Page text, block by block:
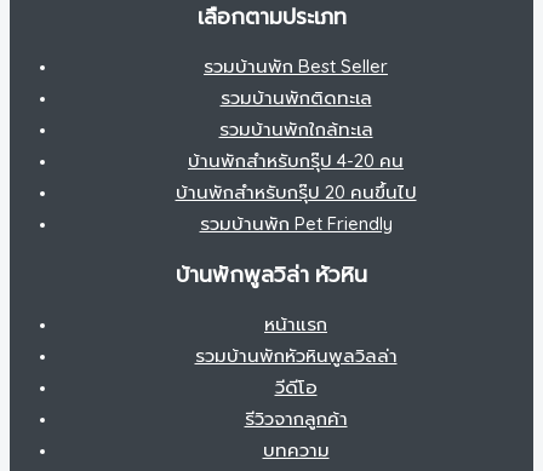
เลือกตามประเภท
รวมบ้านพัก Best Seller
รวมบ้านพักติดทะเล
รวมบ้านพักใกล้ทะเล
บ้านพักสำหรับกรุ๊ป 4-20 คน
บ้านพักสำหรับกรุ๊ป 20 คนขึ้นไป
รวมบ้านพัก Pet Friendly
บ้านพักพูลวิล่า หัวหิน
หน้าแรก
รวมบ้านพักหัวหินพูลวิลล่า
วีดีโอ
รีวิวจากลูกค้า
บทความ